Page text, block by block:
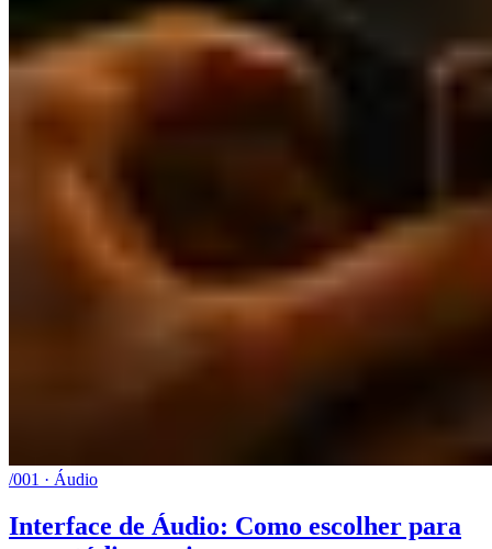
/001 · Áudio
Interface de Áudio: Como escolher para